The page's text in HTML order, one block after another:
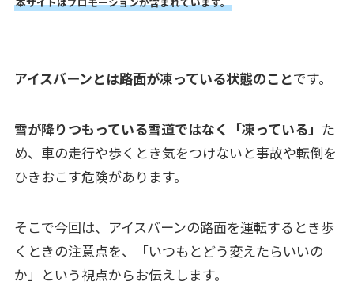
アイスバーンとは路面が凍っている状態のことです。
雪が降りつもっている雪道ではなく「凍っている」 た
め、車の走行や歩くとき気をつけないと事故や転倒を
ひきおこす危険があります。
そこで今回は、アイスバーンの路面を運転するとき歩
くときの注意点を、「いつもとどう変えたらいいの
か」という視点からお伝えします。